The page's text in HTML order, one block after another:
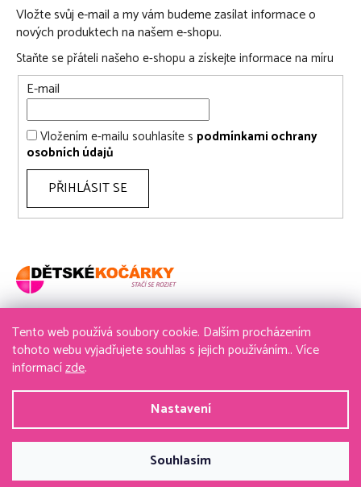
Tento web používá soubory cookie. Dalším procházením
tohoto webu vyjadřujete souhlas s jejich používáním.. Více
informacízde.
Nastavení
Souhlasím
Vložte svůj e-mail a my vám budeme zasílat informace o
nových produktech na našem e-shopu.
Staňte se přáteli našeho e-shopu a získejte informace na míru
E-mail
Vložením e-mailu souhlasíte s podmínkami ochrany
osobních údajů
PŘIHLÁSIT SE
736 611 204
Vytvořil Shoptet&PekneWeby
detske-kocarky.cz. Všechna práva
vyhrazena.